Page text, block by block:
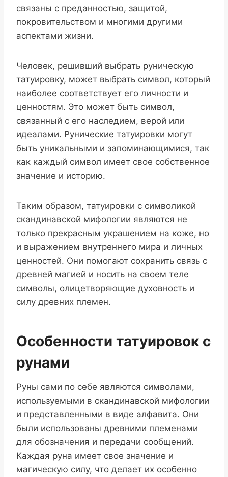
связаны с преданностью, защитой,
покровительством и многими другими
аспектами жизни.
Человек, решивший выбрать руническую
татуировку, может выбрать символ, который
наиболее соответствует его личности и
ценностям. Это может быть символ,
связанный с его наследием, верой или
идеалами. Рунические татуировки могут
быть уникальными и запоминающимися, так
как каждый символ имеет свое собственное
значение и историю.
Таким образом, татуировки с символикой
скандинавской мифологии являются не
только прекрасным украшением на коже, но
и выражением внутреннего мира и личных
ценностей. Они помогают сохранить связь с
древней магией и носить на своем теле
символы, олицетворяющие духовность и
силу древних племен.
Особенности татуировок с
рунами
Руны сами по себе являются символами,
используемыми в скандинавской мифологии
и представленными в виде алфавита. Они
были использованы древними племенами
для обозначения и передачи сообщений.
Каждая руна имеет свое значение и
магическую силу, что делает их особенно